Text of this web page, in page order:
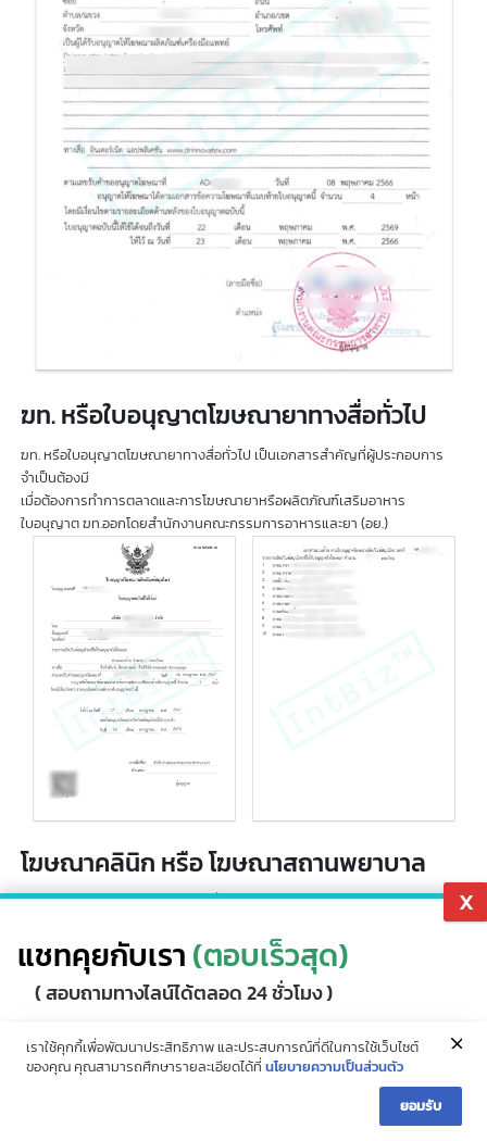
แชทคุยกับเรา(ตอบเร็วสุด)
( สอบถามทางไลน์ได้ตลอด 24 ชั่วโมง )
ID : @intbizth
สายด่วน (10 คู่สาย)